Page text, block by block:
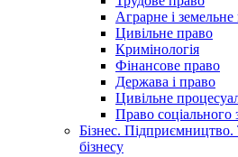
Аграрне і земельне
Цивільне право
Кримінологія
Фінансове право
Держава і право
Цивільне
Право соціального
Бізнес. Підприємництво.
бізнесу